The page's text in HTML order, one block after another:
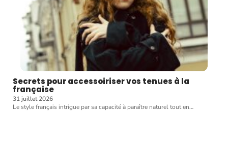
Secrets pour accessoiriser vos tenues à la
française
31 juillet 2026
Le style français intrigue par sa capacité à paraître naturel tout en…